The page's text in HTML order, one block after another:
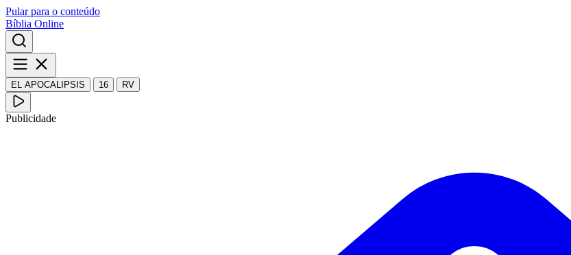
Pular para o conteúdo
Bíblia Online
EL APOCALIPSIS 16 RV
Publicidade